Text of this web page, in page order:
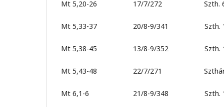
Mt 5,20-26 17/7/272 Szth.
Mt 5,33-37 20/8-9/341 Szth.
Mt 5,38-45 13/8-9/352 Szth.
Mt 5,43-48 22/7/271 Szthár
Mt 6,1-6 21/8-9/348 Szth.